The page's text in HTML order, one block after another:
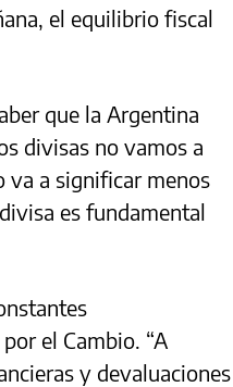
el equilibrio fiscal
que la Argentina
divisas no vamos a
va a significar menos
es fundamental
el Cambio. “A
y devaluaciones